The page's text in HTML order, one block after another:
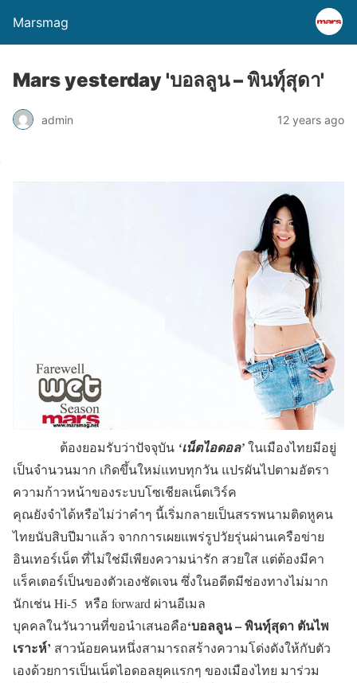
Marsmag
Mars yesterday 'บอลลูน – พินทุ์สุดา'
admin 12 years ago
ต้องยอมรับว่าปัจจุบัน ‘เน็ตไอดอล’ในเมืองไทยมีอยู่
เป็นจำนวนมาก เกิดขึ้นใหม่แทบทุกวัน แปรผันไปตามอัตรา
ความก้าวหน้าของระบบโซเชียลเน็ตเวิร์ค
คุณยังจำได้หรือไม่ว่าคำๆ นี้เริ่มกลายเป็นสรรพนามติดหูคน
ไทยนับสิบปีมาแล้ว จากการเผยแพร่รูปวัยรุ่นผ่านเครือข่าย
อินเทอร์เน็ต ที่ไม่ใช่มีเพียงความน่ารัก สวยใส แต่ต้องมีคา
แร็คเตอร์เป็นของตัวเองชัดเจน ซึ่งในอดีตมีช่องทางไม่มาก
นักเช่น Hi-5 หรือ forward ผ่านอีเมล
บุคคลในวันวานที่ขอนำเสนอคือ‘บอลลูน – พินทุ์สุดา ตันไพ
เราะห์’ สาวน้อยคนหนึ่งสามารถสร้างความโด่งดังให้กับตัว
เองด้วยการเป็นเน็ตไอดอลยุคแรกๆ ของเมืองไทย มาร่วม